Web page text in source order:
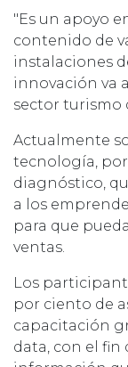
"Es un apoyo
contenido de
instalaciones
innovación va
sector turismo
Actualmente
tecnología, por
diagnóstico,
a los
para que
ventas.
Los
por ciento de
capacitación
data, con el fin